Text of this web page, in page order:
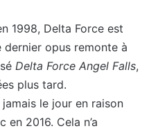
1998, Delta Force est
dernier opus remonte à
Delta Force Angel Falls,
plus tard.
le jour en raison
2016. Cela n’a